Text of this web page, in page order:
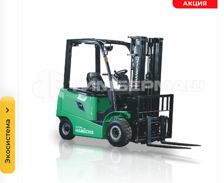
АКЦИЯ
Экосистема